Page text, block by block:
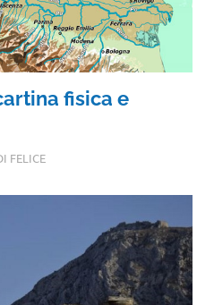
fisica e
FELICE